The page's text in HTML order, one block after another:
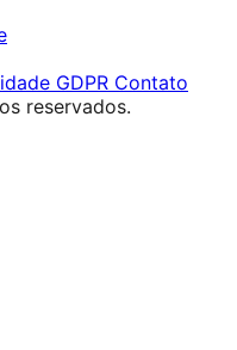
GDPR Contato
reservados.